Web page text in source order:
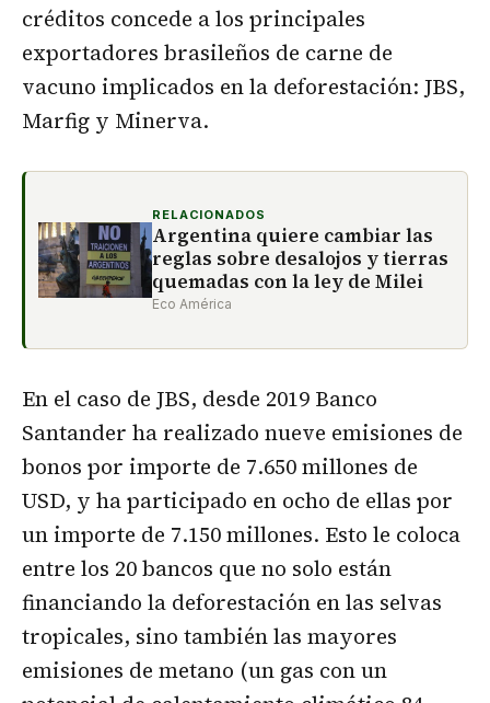
créditos concede a los principales
exportadores brasileños de carne de
vacuno implicados en la deforestación: JBS,
Marfig y Minerva.
RELACIONADOS
Argentina quiere cambiar las
reglas sobre desalojos y tierras
quemadas con la ley de Milei
Eco América
En el caso de JBS, desde 2019 Banco
Santander ha realizado nueve emisiones de
bonos por importe de 7.650 millones de
USD, y ha participado en ocho de ellas por
un importe de 7.150 millones. Esto le coloca
entre los 20 bancos que no solo están
financiando la deforestación en las selvas
tropicales, sino también las mayores
emisiones de metano (un gas con un